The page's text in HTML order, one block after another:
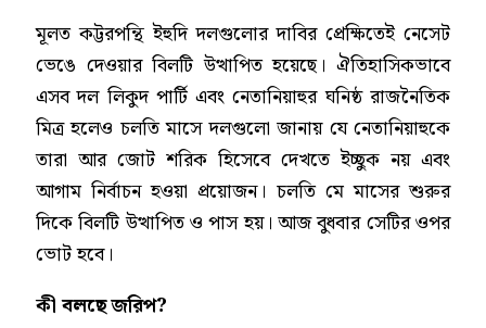
মূলত কট্টরপন্থি ইহুদি দলগুলোর দাবির প্রেক্ষিতেই নেসেট
ভেঙে দেওয়ার বিলটি উত্থাপিত হয়েছে। ঐতিহাসিকভাবে
এসব দল লিকুদ পার্টি এবং নেতানিয়াহুর ঘনিষ্ঠ রাজনৈতিক
মিত্র হলেও চলতি মাসে দলগুলো জানায় যে নেতানিয়াহুকে
তারা আর জোট শরিক হিসেবে দেখতে ইচ্ছুক নয় এবং
আগাম নির্বাচন হওয়া প্রয়োজন। চলতি মে মাসের শুরুর
দিকে বিলটি উত্থাপিত ও পাস হয়। আজ বুধবার সেটির ওপর
ভোট হবে।
কী বলছে জরিপ?